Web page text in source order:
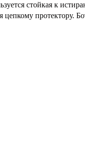
стойкая к
цепкому протектору.